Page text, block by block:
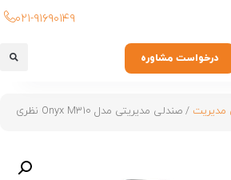
۰۲۱-۹۱۶۹۰۱۴۹
درخواست مشاوره
مدیریت / صندلی مدیریتی مدل Onyx M310 نظری